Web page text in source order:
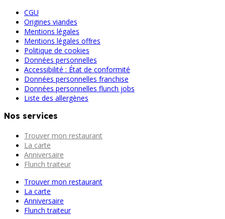
CGU
Origines viandes
Mentions légales
Mentions légales offres
Politique de cookies
Données personnelles
Accessibilité : État de conformité
Données personnelles franchise
Données personnelles flunch jobs
Liste des allergènes
Nos services
Trouver mon restaurant
La carte
Anniversaire
Flunch traiteur
Trouver mon restaurant
La carte
Anniversaire
Flunch traiteur